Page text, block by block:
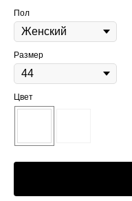
Пол
Размер
Цвет